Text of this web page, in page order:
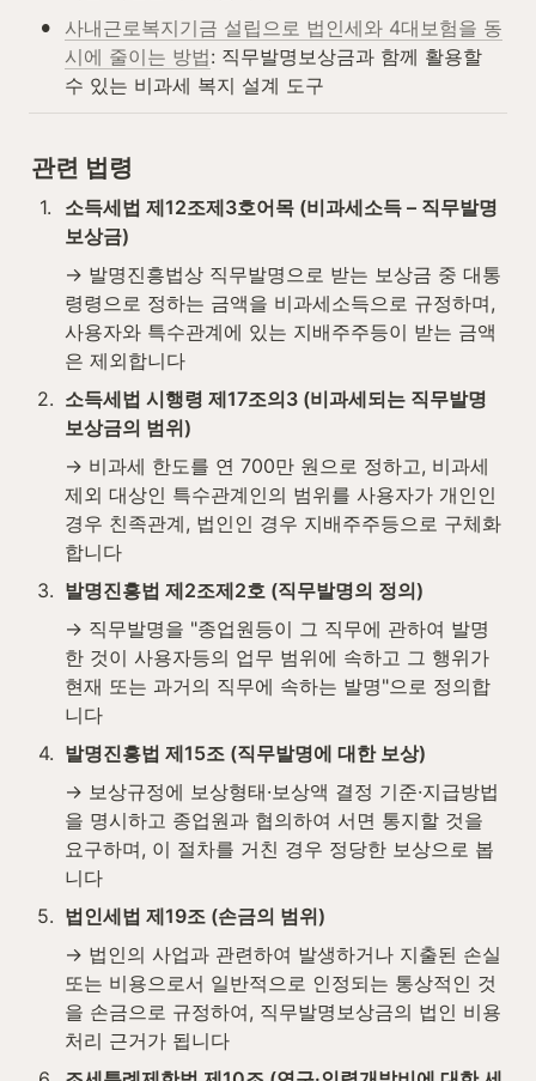
•
사내근로복지기금 설립으로 법인세와 4대보험을 동
시에 줄이는 방법: 직무발명보상금과 함께 활용할
수 있는 비과세 복지 설계 도구
관련 법령
1.
소득세법 제12조제3호어목 (비과세소득 – 직무발명
보상금)
→ 발명진흥법상 직무발명으로 받는 보상금 중 대통
령령으로 정하는 금액을 비과세소득으로 규정하며,
사용자와 특수관계에 있는 지배주주등이 받는 금액
은 제외합니다
2. 소득세법 시행령 제17조의3 (비과세되는 직무발명
보상금의 범위)
→ 비과세 한도를 연 700만 원으로 정하고, 비과세
제외 대상인 특수관계인의 범위를 사용자가 개인인
경우 친족관계, 법인인 경우 지배주주등으로 구체화
합니다
3. 발명진흥법 제2조제2호 (직무발명의 정의)
→ 직무발명을 "종업원등이 그 직무에 관하여 발명
한 것이 사용자등의 업무 범위에 속하고 그 행위가
현재 또는 과거의 직무에 속하는 발명"으로 정의합
니다
4. 발명진흥법 제15조 (직무발명에 대한 보상)
→ 보상규정에 보상형태·보상액 결정 기준·지급방법
을 명시하고 종업원과 협의하여 서면 통지할 것을
요구하며, 이 절차를 거친 경우 정당한 보상으로 봅
니다
5. 법인세법 제19조 (손금의 범위)
→ 법인의 사업과 관련하여 발생하거나 지출된 손실
또는 비용으로서 일반적으로 인정되는 통상적인 것
을 손금으로 규정하여, 직무발명보상금의 법인 비용
처리 근거가 됩니다